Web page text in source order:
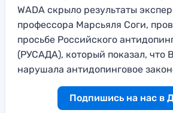
WADA скрыло результаты
профессора Марсьяля Соги,
просьбе Российского
(РУСАДА), который показал, что
нарушала антидопинговое
Подпишись на нас в